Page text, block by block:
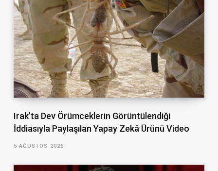
Irak’ta Dev Örümceklerin Görüntülendiği
İddiasıyla Paylaşılan Yapay Zekâ Ürünü Video
5 AĞUSTOS 2026